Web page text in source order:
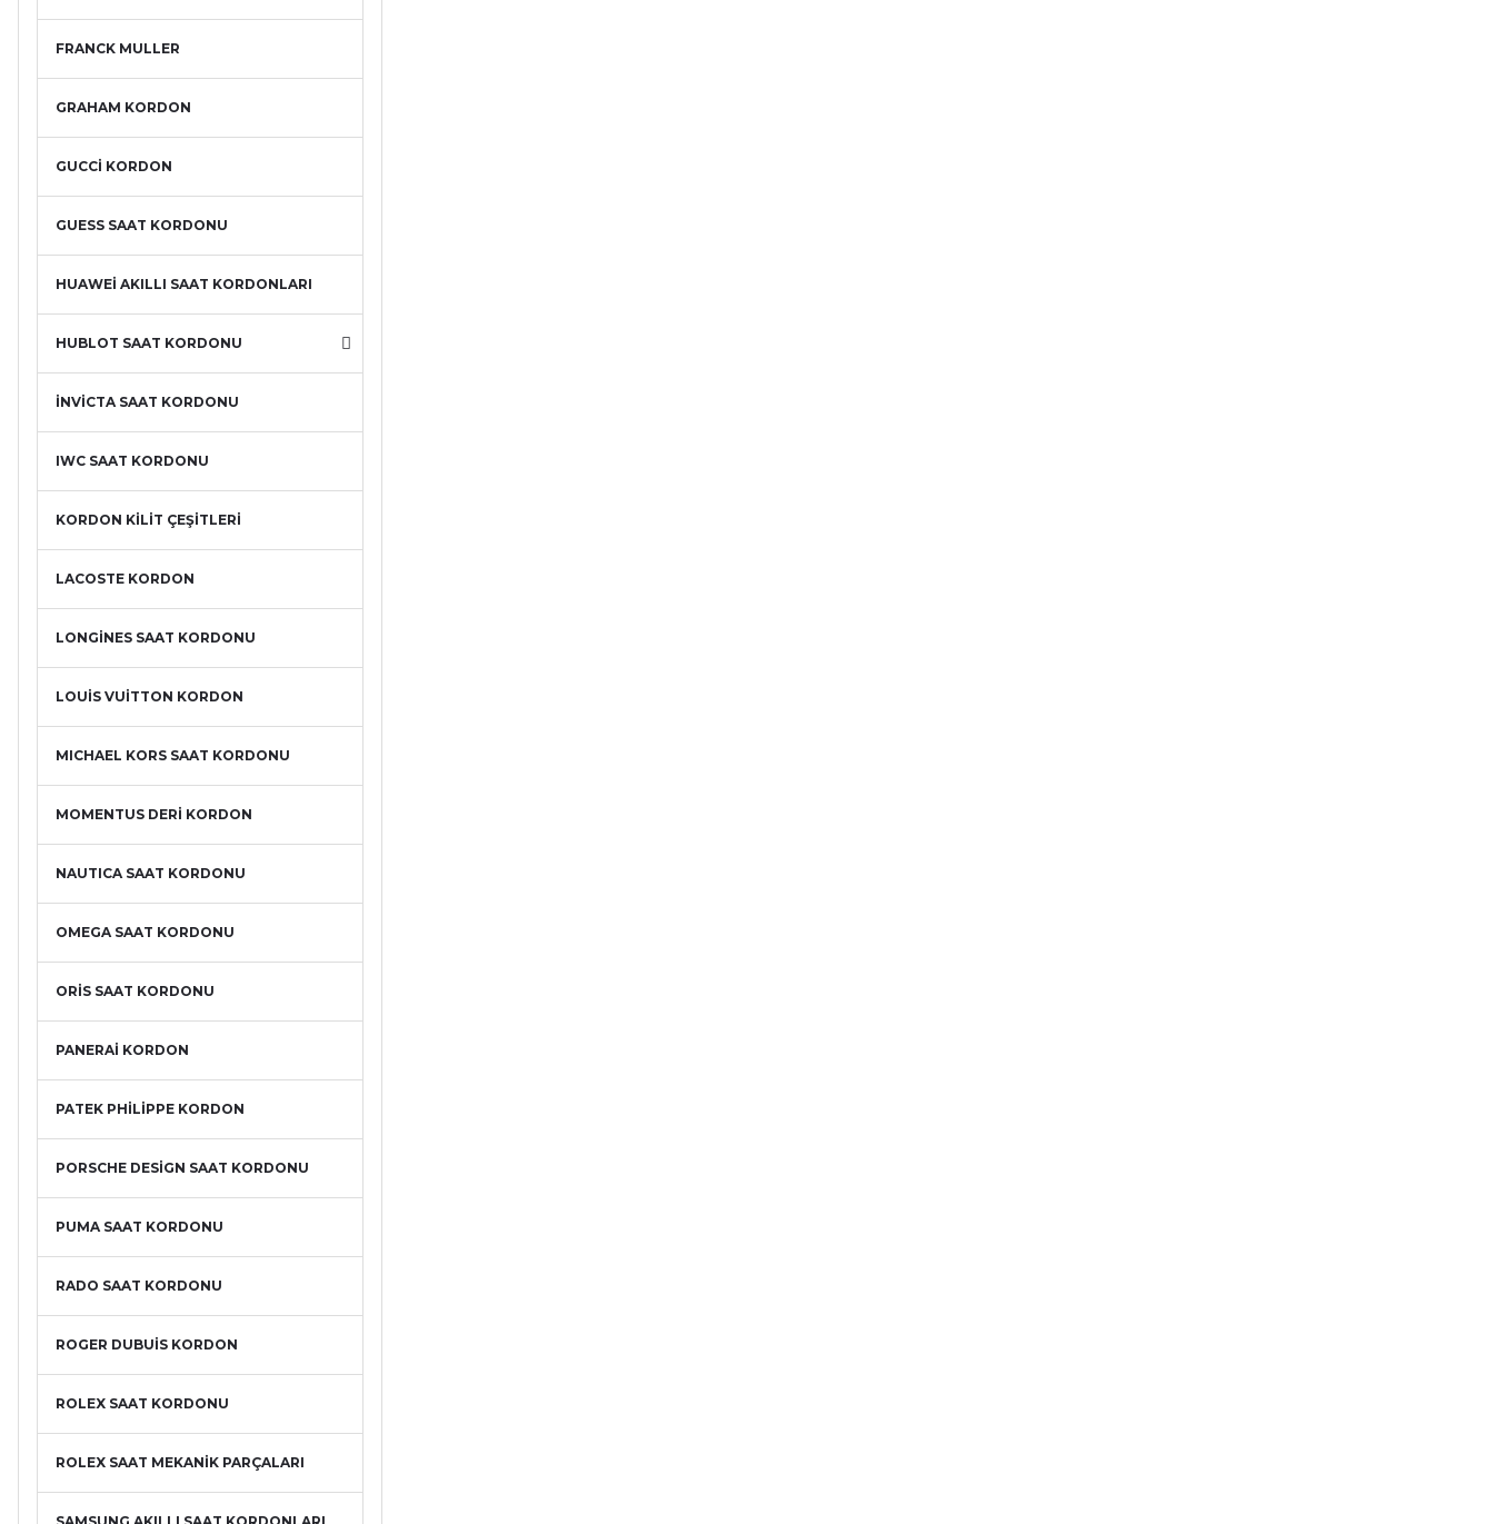
FRANCK MULLER
GRAHAM KORDON
GUCCİ KORDON
GUESS SAAT KORDONU
HUAWEİ AKILLI SAAT KORDONLARI
HUBLOT SAAT KORDONU
İNVİCTA SAAT KORDONU
IWC SAAT KORDONU
KORDON KİLİT ÇEŞİTLERİ
LACOSTE KORDON
LONGİNES SAAT KORDONU
LOUİS VUİTTON KORDON
MICHAEL KORS SAAT KORDONU
MOMENTUS DERİ KORDON
NAUTICA SAAT KORDONU
OMEGA SAAT KORDONU
ORİS SAAT KORDONU
PANERAİ KORDON
PATEK PHİLİPPE KORDON
PORSCHE DESİGN SAAT KORDONU
PUMA SAAT KORDONU
RADO SAAT KORDONU
ROGER DUBUİS KORDON
ROLEX SAAT KORDONU
ROLEX SAAT MEKANİK PARÇALARI